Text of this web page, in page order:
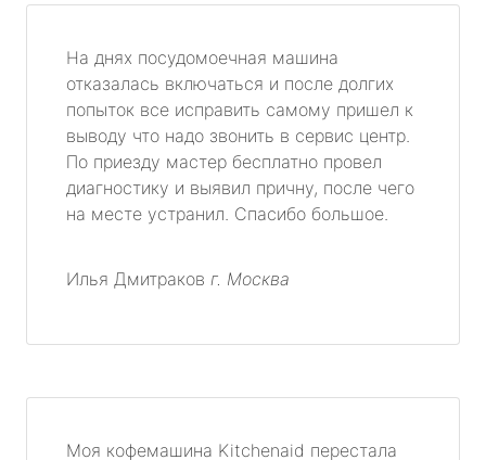
На днях посудомоечная машина
отказалась включаться и после долгих
попыток все исправить самому пришел к
выводу что надо звонить в сервис центр.
По приезду мастер бесплатно провел
диагностику и выявил причну, после чего
на месте устранил. Спасибо большое.
Илья Дмитраков г. Москва
Моя кофемашина Kitchenaid перестала